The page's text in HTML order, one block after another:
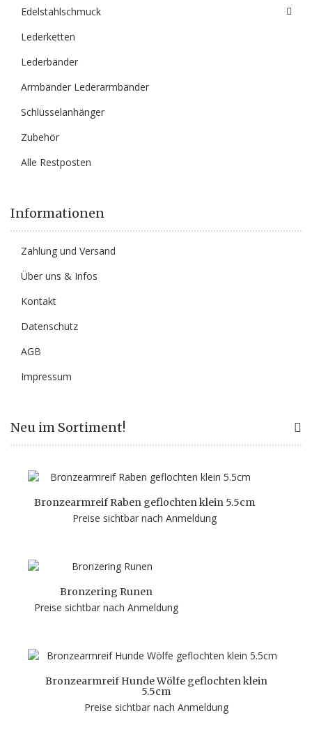
Edelstahlschmuck
Lederketten
Lederbänder
Armbänder Lederarmbänder
Schlüsselanhänger
Zubehör
Alle Restposten
Informationen
Zahlung und Versand
Über uns & Infos
Kontakt
Datenschutz
AGB
Impressum
Neu im Sortiment!
Bronzearmreif Raben geflochten klein 5.5cm
Preise sichtbar nach Anmeldung
Bronzering Runen
Preise sichtbar nach Anmeldung
Bronzearmreif Hunde Wölfe geflochten klein
5.5cm
Preise sichtbar nach Anmeldung